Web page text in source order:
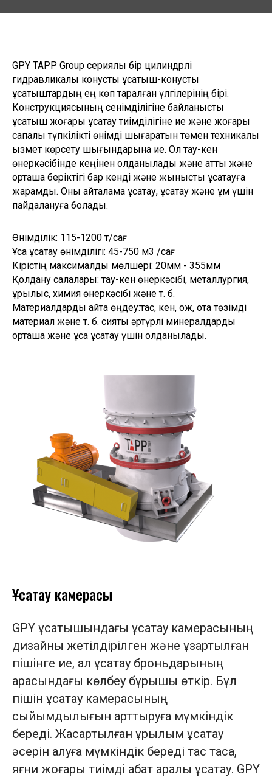
GPY TAPP Group сериялы бір цилиндрлі
гидравликалық конустық ұсатқыш-конустық
ұсатқыштардың ең көп таралған үлгілерінің бірі.
Конструкциясының сенімділігіне байланысты
ұсатқыш жоғары ұсақтау тиімділігіне ие және жоғары
сапалы түпкілікті өнімді шығаратын төмен техникалық
қызмет көрсету шығындарына ие. Ол тау-кен
өнеркәсібінде кеңінен қолданылады және қатты және
орташа беріктігі бар кенді және жынысты ұсақтауға
жарамды. Оны қайталама ұсақтау, ұсақтау және құм үшін
пайдалануға болады.
Өнімділік: 115-1200 т/сағ
Ұсақ ұсақтау өнімділігі: 45-750 м3 /сағ
Кірістің максималды мөлшері: 20мм - 355мм
Қолдану салалары: тау-кен өнеркәсібі, металлургия,
құрылыс, химия өнеркәсібі және т. б.
Материалдарды қайта өңдеу:тас, кен, қож, отқа төзімді
материал және т. б. сияқты әртүрлі минералдарды
орташа және ұсақ ұсақтау үшін қолданылады.
Ұсақтау камерасы
GPY ұсатқышындағы ұсақтау камерасының
дизайны жетілдірілген және ұзартылған
пішінге ие, ал ұсақтау броньдарының
арасындағы көлбеу бұрышы өткір. Бұл
пішін ұсақтау камерасының
сыйымдылығын арттыруға мүмкіндік
береді. Жақсартылған құрылым ұсақтау
әсерін алуға мүмкіндік береді тас тасқа,
яғни жоғары тиімді қабат аралық ұсақтау. GPY